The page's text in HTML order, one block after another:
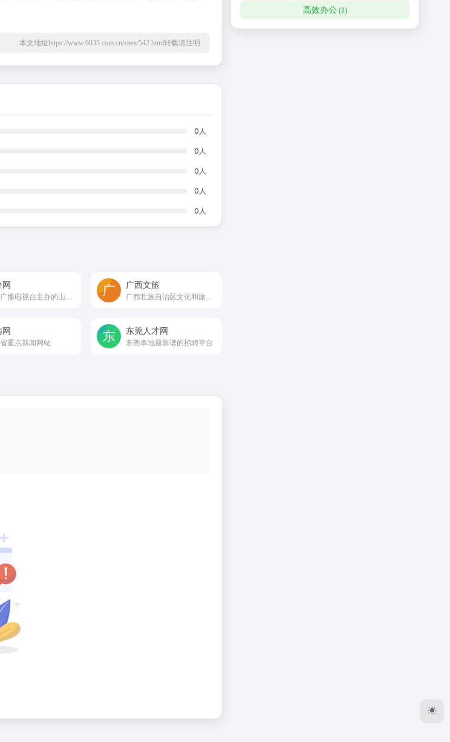
本文地址https://www.6035.com.cn/sites/542.html转载请注明
0 人
0 人
0 人
0 人
0 人
网 广西文旅
网
重点新闻网站
东莞人才网
东莞本地最靠谱的招聘平台
高效办公(1)